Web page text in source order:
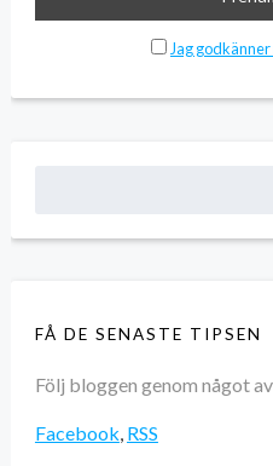
Jag
FÅ DE SENASTE TIPSEN
Följ bloggen genom något
Facebook RSS